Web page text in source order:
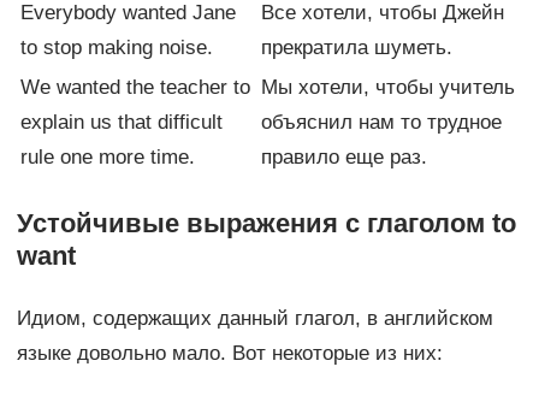
Everybody wanted Jane
to stop making noise.
Все хотели, чтобы Джейн
прекратила шуметь.
We wanted the teacher to
explain us that difficult
rule one more time.
Мы хотели, чтобы учитель
объяснил нам то трудное
правило еще раз.
Устойчивые выражения с глаголом to
want
Идиом, содержащих данный глагол, в английском
языке довольно мало. Вот некоторые из них: